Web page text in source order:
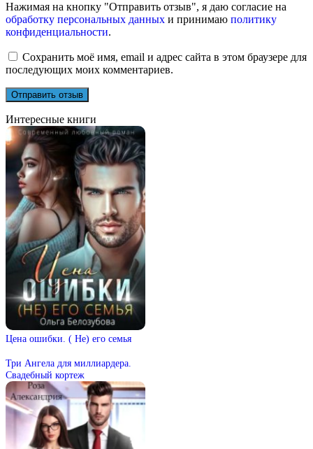
Нажимая на кнопку "Отправить отзыв", я даю согласие на
обработку персональных данных и принимаю политику
конфиденциальности.
Сохранить моё имя, email и адрес сайта в этом браузере для
последующих моих комментариев.
Интересные книги
Цена ошибки. ( Не) его семья
Три Ангела для миллиардера.
Свадебный кортеж